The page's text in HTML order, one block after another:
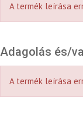
A termék leírása
Adagolás és/
A termék leírása